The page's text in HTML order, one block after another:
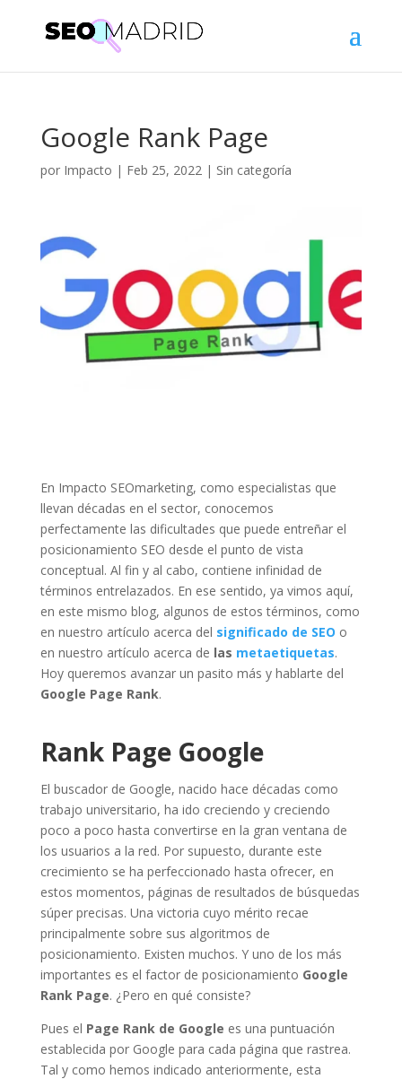
Google Rank Page
por Impacto | Feb 25, 2022| Sin categoría
En Impacto SEOmarketing, como especialistas que
llevan décadas en el sector, conocemos
perfectamente las dificultades que puede entreñar el
posicionamiento SEO desde el punto de vista
conceptual. Al fin y al cabo, contiene infinidad de
términos entrelazados. En ese sentido, ya vimos aquí,
en este mismo blog, algunos de estos términos, como
en nuestro artículo acerca del significado de SEO o
en nuestro artículo acerca de las metaetiquetas.
Hoy queremos avanzar un pasito más y hablarte del
Google Page Rank.
Rank Page Google
El buscador de Google, nacido hace décadas como
trabajo universitario, ha ido creciendo y creciendo
poco a poco hasta convertirse en la gran ventana de
los usuarios a la red. Por supuesto, durante este
crecimiento se ha perfeccionado hasta ofrecer, en
estos momentos, páginas de resultados de búsquedas
súper precisas. Una victoria cuyo mérito recae
principalmente sobre sus algoritmos de
posicionamiento. Existen muchos. Y uno de los más
importantes es el factor de posicionamiento Google
Rank Page. ¿Pero en qué consiste?
Pues el Page Rank de Google es una puntuación
establecida por Google para cada página que rastrea.
Tal y como hemos indicado anteriormente, esta